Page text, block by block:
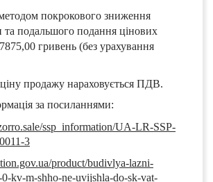
покрокового зниження
та подальшого подання цінових
гривень (без урахування
продажу нараховується ПДВ.
за посиланнями:
ssp_information/UA-LR-SSP-
3
product/budivlya-lazni-
kv-m-shho-ne-uvijshla-do-sk-vat-